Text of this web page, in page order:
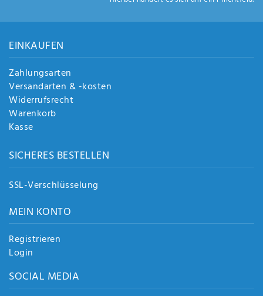
rag
sen
de
n
EINKAUFEN
Zahlungsarten
Versandarten & -kosten
Widerrufsrecht
Warenkorb
Kasse
SICHERES BESTELLEN
SSL-Verschlüsselung
MEIN KONTO
Registrieren
Login
SOCIAL MEDIA